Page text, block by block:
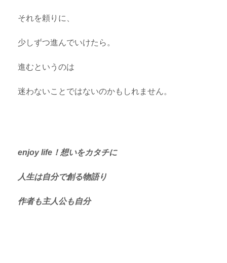
それを頼りに、
少しずつ進んでいけたら。
進むというのは
迷わないことではないのかもしれません。
enjoy life！想いをカタチに
人生は自分で創る物語り
作者も主人公も自分